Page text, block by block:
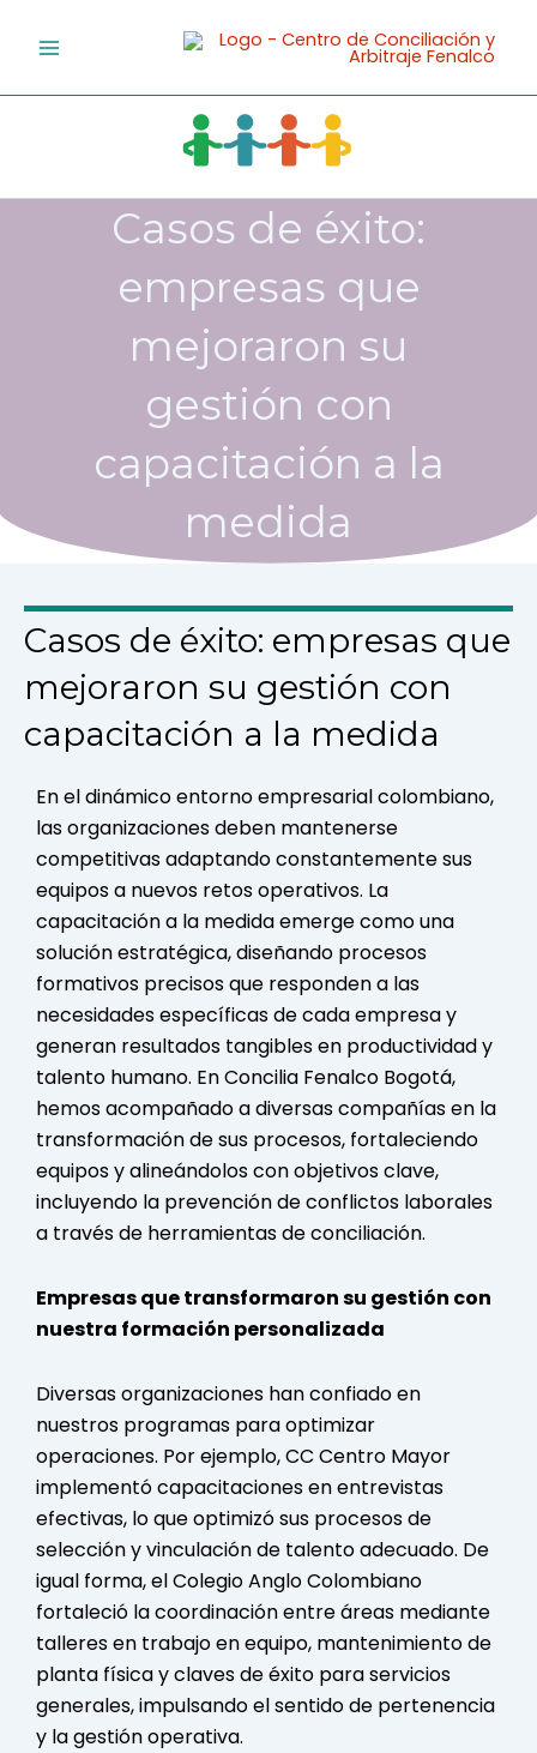
Casos de éxito:
empresas que
mejoraron su
gestión con
capacitación a la
medida
Casos de éxito: empresas que
mejoraron su gestión con
capacitación a la medida
En el dinámico entorno empresarial colombiano,
las organizaciones deben mantenerse
competitivas adaptando constantemente sus
equipos a nuevos retos operativos. La
capacitación a la medida emerge como una
solución estratégica, diseñando procesos
formativos precisos que responden a las
necesidades específicas de cada empresa y
generan resultados tangibles en productividad y
talento humano. En Concilia Fenalco Bogotá,
hemos acompañado a diversas compañías en la
transformación de sus procesos, fortaleciendo
equipos y alineándolos con objetivos clave,
incluyendo la prevención de conflictos laborales
a través de herramientas de conciliación.
Empresas que transformaron su gestión con
nuestra formación personalizada
Diversas organizaciones han confiado en
nuestros programas para optimizar
operaciones. Por ejemplo, CC Centro Mayor
implementó capacitaciones en entrevistas
efectivas, lo que optimizó sus procesos de
selección y vinculación de talento adecuado. De
igual forma, el Colegio Anglo Colombiano
fortaleció la coordinación entre áreas mediante
talleres en trabajo en equipo, mantenimiento de
planta física y claves de éxito para servicios
generales, impulsando el sentido de pertenencia
y la gestión operativa.